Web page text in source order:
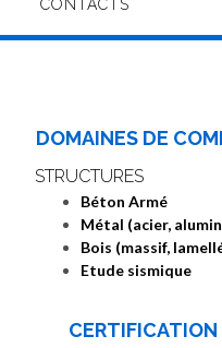
CONTACTS
DOMAINES DE
STRUCTURES
Béton Armé
Métal (acier,
Bois (massif,
Etude sismique
CERTIFICATION